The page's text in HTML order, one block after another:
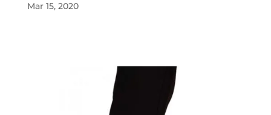
Mar 15, 2020